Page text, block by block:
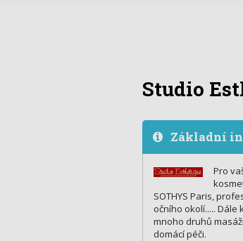
Studio
Základní
Pro
SOTHYS Paris,
očního okolí.....
mnoho druhů
domácí péči.